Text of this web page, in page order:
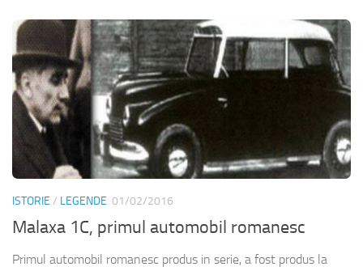
ISTORIE / LEGENDE 01/02/2016
Malaxa 1C, primul automobil romanesc
Primul automobil romanesc produs in serie, a fost produs la